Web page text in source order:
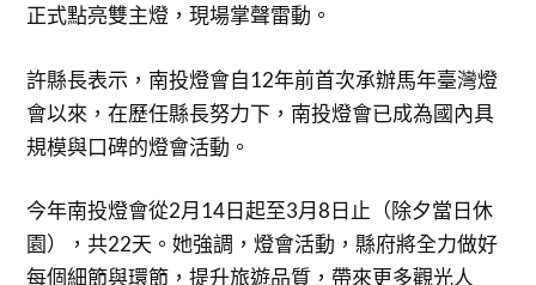
正式點亮雙主燈，現場掌聲雷動。
許縣長表示，南投燈會自12年前首次承辦馬年臺灣燈
會以來，在歷任縣長努力下，南投燈會已成為國內具
規模與口碑的燈會活動。
今年南投燈會從2月14日起至3月8日止（除夕當日休
園），共22天。她強調，燈會活動，縣府將全力做好
每個細節與環節，提升旅遊品質，帶來更多觀光人